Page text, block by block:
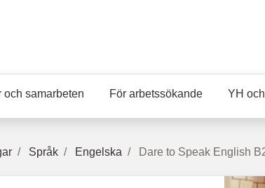
och samarbeten För arbetssökande YH
Språk Engelska Dare to Speak English